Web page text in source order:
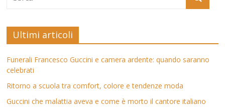
Ultimi articoli
Funerali Francesco Guccini e camera ardente: quando saranno
celebrati
Ritorno a scuola tra comfort, colore e tendenze moda
Guccini che malattia aveva e come è morto il cantore italiano